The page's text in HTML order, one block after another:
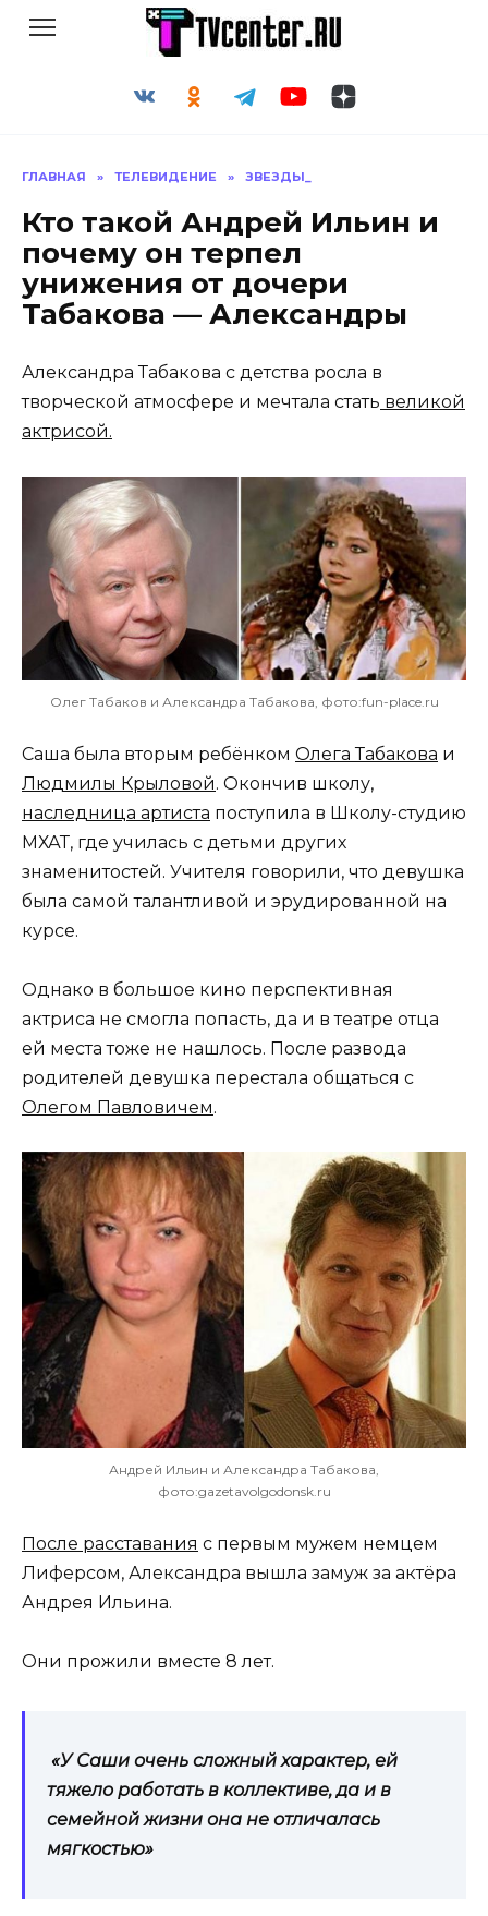
ГЛАВНАЯ » ТЕЛЕВИДЕНИЕ » ЗВЕЗДЫ_
Кто такой Андрей Ильин и
почему он терпел
унижения от дочери
Табакова — Александры
Александра Табакова с детства росла в
творческой атмосфере и мечтала стать великой
актрисой.
Олег Табаков и Александра Табакова, фото:fun-place.ru
Саша была вторым ребёнком Олега Табакова и
Людмилы Крыловой. Окончив школу,
наследница артиста поступила в Школу-студию
МХАТ, где училась с детьми других
знаменитостей. Учителя говорили, что девушка
была самой талантливой и эрудированной на
курсе.
Однако в большое кино перспективная
актриса не смогла попасть, да и в театре отца
ей места тоже не нашлось. После развода
родителей девушка перестала общаться с
Олегом Павловичем.
Андрей Ильин и Александра Табакова,
фото:gazetavolgodonsk.ru
После расставания с первым мужем немцем
Лиферсом, Александра вышла замуж за актёра
Андрея Ильина.
Они прожили вместе 8 лет.
«У Саши очень сложный характер, ей
тяжело работать в коллективе, да и в
семейной жизни она не отличалась
мягкостью»